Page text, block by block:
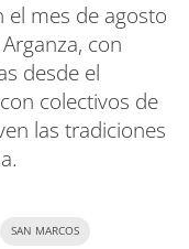
el mes de agosto
con
desde el
colectivos de
las tradiciones
SAN MARCOS